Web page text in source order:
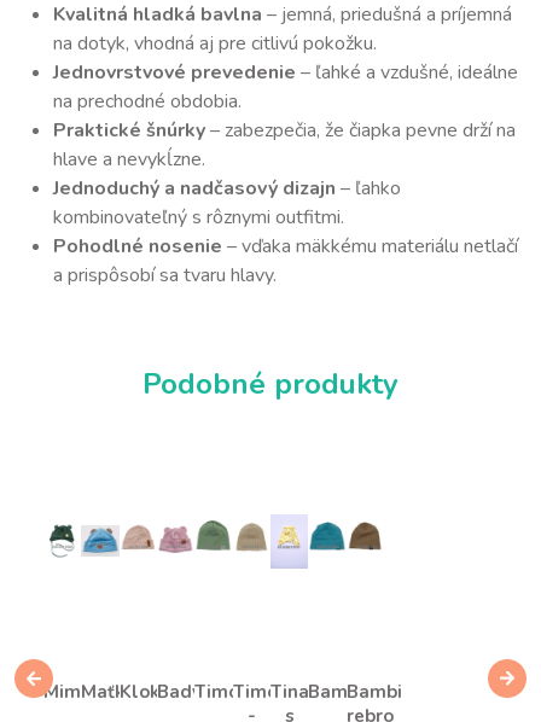
Kvalitná hladká bavlna – jemná, priedušná a príjemná
na dotyk, vhodná aj pre citlivú pokožku.
Jednovrstvové prevedenie – ľahké a vzdušné, ideálne
na prechodné obdobia.
Praktické šnúrky– zabezpečia, že čiapka pevne drží na
hlave a nevykĺzne.
Jednoduchý a nadčasový dizajn – ľahko
kombinovateľný s rôznymi outfitmi.
Pohodlné nosenie – vďaka mäkkému materiálu netlačí
a prispôsobí sa tvaru hlavy.
Podobné produkty
MimiMaťkoKlokanBadyTimoTimo
-
Tina
s
BambiBambi
rebro